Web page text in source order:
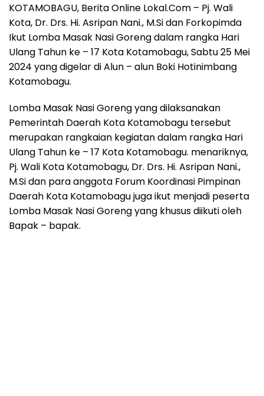
KOTAMOBAGU, Berita Online Lokal.Com – Pj. Wali
Kota, Dr. Drs. Hi. Asripan Nani., M.Si dan Forkopimda
Ikut Lomba Masak Nasi Goreng dalam rangka Hari
Ulang Tahun ke – 17 Kota Kotamobagu, Sabtu 25 Mei
2024 yang digelar di Alun – alun Boki Hotinimbang
Kotamobagu.
Lomba Masak Nasi Goreng yang dilaksanakan
Pemerintah Daerah Kota Kotamobagu tersebut
merupakan rangkaian kegiatan dalam rangka Hari
Ulang Tahun ke – 17 Kota Kotamobagu. menariknya,
Pj. Wali Kota Kotamobagu, Dr. Drs. Hi. Asripan Nani.,
M.Si dan para anggota Forum Koordinasi Pimpinan
Daerah Kota Kotamobagu juga ikut menjadi peserta
Lomba Masak Nasi Goreng yang khusus diikuti oleh
Bapak – bapak.